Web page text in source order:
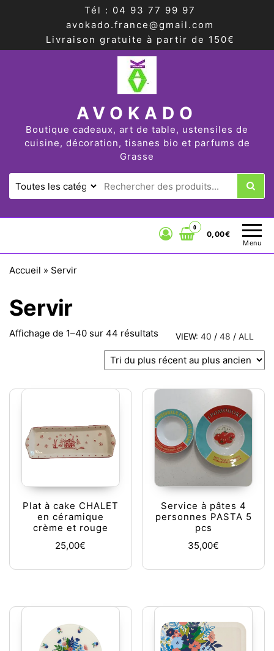
Tél : 04 93 77 99 97
avokado.france@gmail.com
Livraison gratuite à partir de 150€
AVOKADO
Boutique cadeaux, art de table, ustensiles de
cuisine, décoration, tisanes bio et parfums de
Grasse
Menu
0
0,00€
Accueil » Servir
Servir
VIEW: 40 / 48 / ALL
Affichage de 1–40 sur 44 résultats Trié du plus récent au
Plat à cake CHALET
en céramique
crème et rouge
25,00€
Service à pâtes 4
personnes PASTA 5
pcs
35,00€